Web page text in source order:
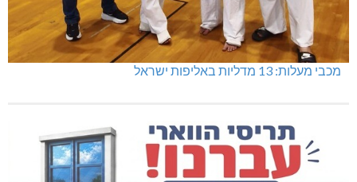
מכבי מעלות: 13 מדליות באליפות ישראל